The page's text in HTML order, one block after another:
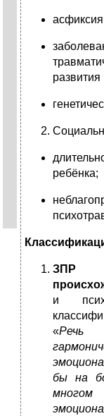
развития
ребёнка;
ЗПР
и
«Речь
бы на
многом